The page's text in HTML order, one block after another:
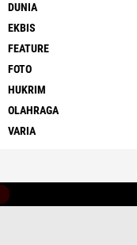
DUNIA
EKBIS
FEATURE
FOTO
HUKRIM
OLAHRAGA
VARIA